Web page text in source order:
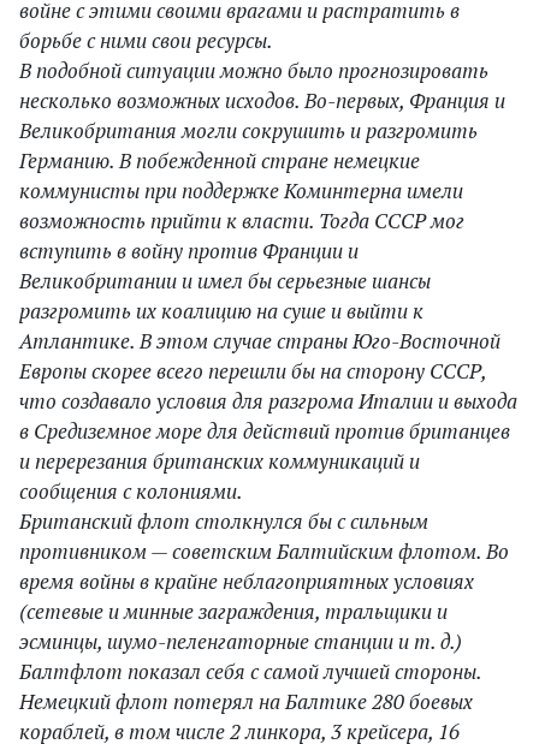
войне с этими своими врагами и растратить в
борьбе с ними свои ресурсы.
В подобной ситуации можно было прогнозировать
несколько возможных исходов. Во-первых, Франция и
Великобритания могли сокрушить и разгромить
Германию. В побежденной стране немецкие
коммунисты при поддержке Коминтерна имели
возможность прийти к власти. Тогда СССР мог
вступить в войну против Франции и
Великобритании и имел бы серьезные шансы
разгромить их коалицию на суше и выйти к
Атлантике. В этом случае страны Юго-Восточной
Европы скорее всего перешли бы на сторону СССР,
что создавало условия для разгрома Италии и выхода
в Средиземное море для действий против британцев
и перерезания британских коммуникаций и
сообщения с колониями.
Британский флот столкнулся бы с сильным
противником — советским Балтийским флотом. Во
время войны в крайне неблагоприятных условиях
(сетевые и минные заграждения, тральщики и
эсминцы, шумо-пеленгаторные станции и т. д.)
Балтфлот показал себя с самой лучшей стороны.
Немецкий флот потерял на Балтике 280 боевых
кораблей, в том числе 2 линкора, 3 крейсера, 16